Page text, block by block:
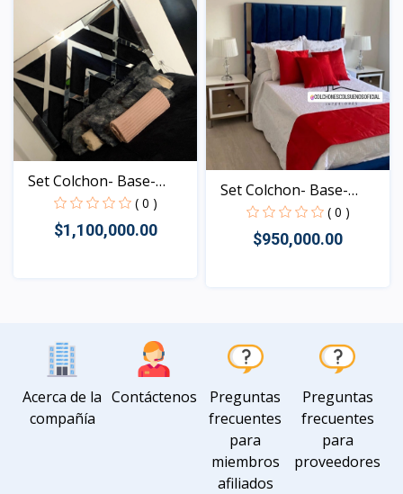
Set Colchon- Base-
Espa...
( 0 )
$1,100,000.00
Set Colchon- Base-
Espa...
( 0 )
$950,000.00
Acerca de la
compañía
Contáctenos
Preguntas
frecuentes
para
miembros
afiliados
Preguntas
frecuentes
para
proveedores